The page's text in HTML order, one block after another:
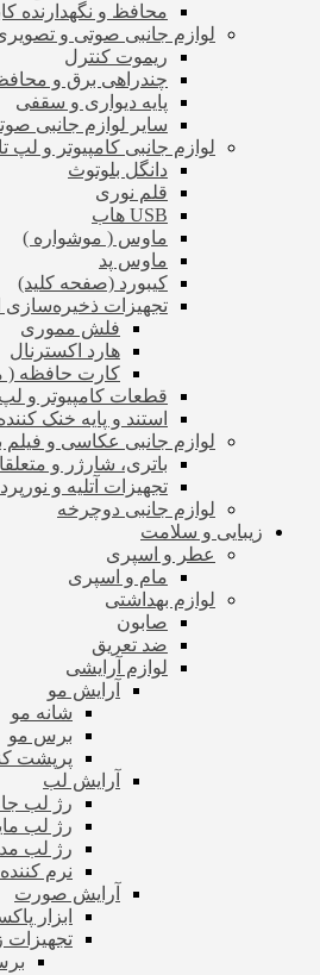
محافظ و نگهدارنده
لوازم جانبی صوتی و
ریموت کنترل
چندراهی برق و محافظ
پایه دیواری و سقفی
سایر لوازم جانبی
لوازم جانبی کامپیوتر و لپ
دانگل بلوتوث
قلم نوری
USB هاب
ماوس ( موشواره )
ماوس پد
کیبورد (صفحه کلید)
تجهیزات ذخیره‌سازی
فلش مموری
هارد اکسترنال
کارت حافظه (
قطعات کامپیوتر و
استند و پایه خنک
لوازم جانبی عکاسی و فیلم
باتری، شارژر و
تجهیزات آتلیه و
لوازم جانبی دوچرخه
زیبایی و سلامت
عطر و اسپری
مام و اسپری
لوازم بهداشتی
صابون
ضد تعریق
لوازم آرایشی
آرایش مو
شانه مو
برس مو
پرپشت
آرایش لب
رژ لب
رژ لب
رژ لب
نرم
آرایش صورت
ابزار
تجهیزات